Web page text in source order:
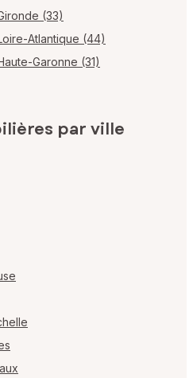
(33)
Atlantique (44)
Garonne (31)
par ville